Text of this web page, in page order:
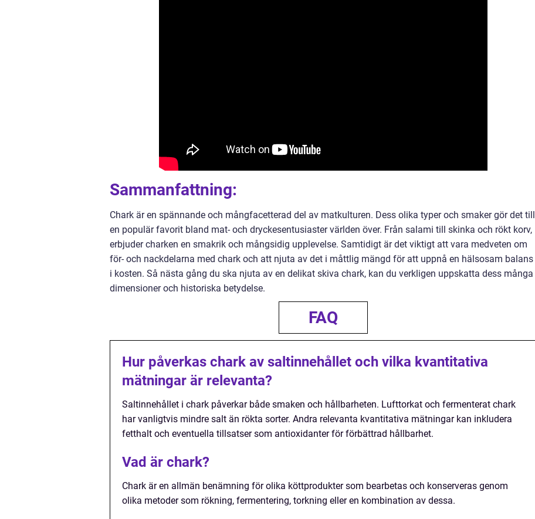
Sammanfattning:
Chark är en spännande och mångfacetterad del av matkulturen. Dess olika typer och smaker gör det till
en populär favorit bland mat- och dryckesentusiaster världen över. Från salami till skinka och rökt korv,
erbjuder charken en smakrik och mångsidig upplevelse. Samtidigt är det viktigt att vara medveten om
för- och nackdelarna med chark och att njuta av det i måttlig mängd för att uppnå en hälsosam balans
i kosten. Så nästa gång du ska njuta av en delikat skiva chark, kan du verkligen uppskatta dess många
dimensioner och historiska betydelse.
FAQ
Hur påverkas chark av saltinnehållet och vilka kvantitativa
mätningar är relevanta?
Saltinnehållet i chark påverkar både smaken och hållbarheten. Lufttorkat och fermenterat chark
har vanligtvis mindre salt än rökta sorter. Andra relevanta kvantitativa mätningar kan inkludera
fetthalt och eventuella tillsatser som antioxidanter för förbättrad hållbarhet.
Vad är chark?
Chark är en allmän benämning för olika köttprodukter som bearbetas och konserveras genom
olika metoder som rökning, fermentering, torkning eller en kombination av dessa.